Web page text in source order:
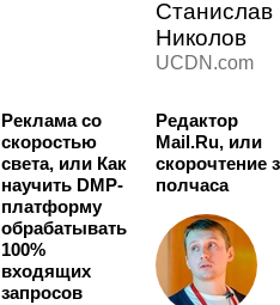
Станислав
Николов
UCDN.com
Реклама со
скоростью
света, или Как
научить DMP-
платформу
обрабатывать
100%
входящих
запросов
Редактор
Mail.Ru, или
скорочтение
полчаса